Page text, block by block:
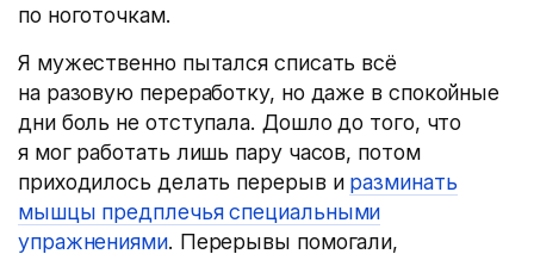
по ноготочкам.
Я мужественно пытался списать всё
на разовую переработку, но даже в спокойные
дни боль не отступала. Дошло до того, что
я мог работать лишь пару часов, потом
приходилось делать перерыв и разминать
мышцы предплечья специальными
упражнениями. Перерывы помогали,